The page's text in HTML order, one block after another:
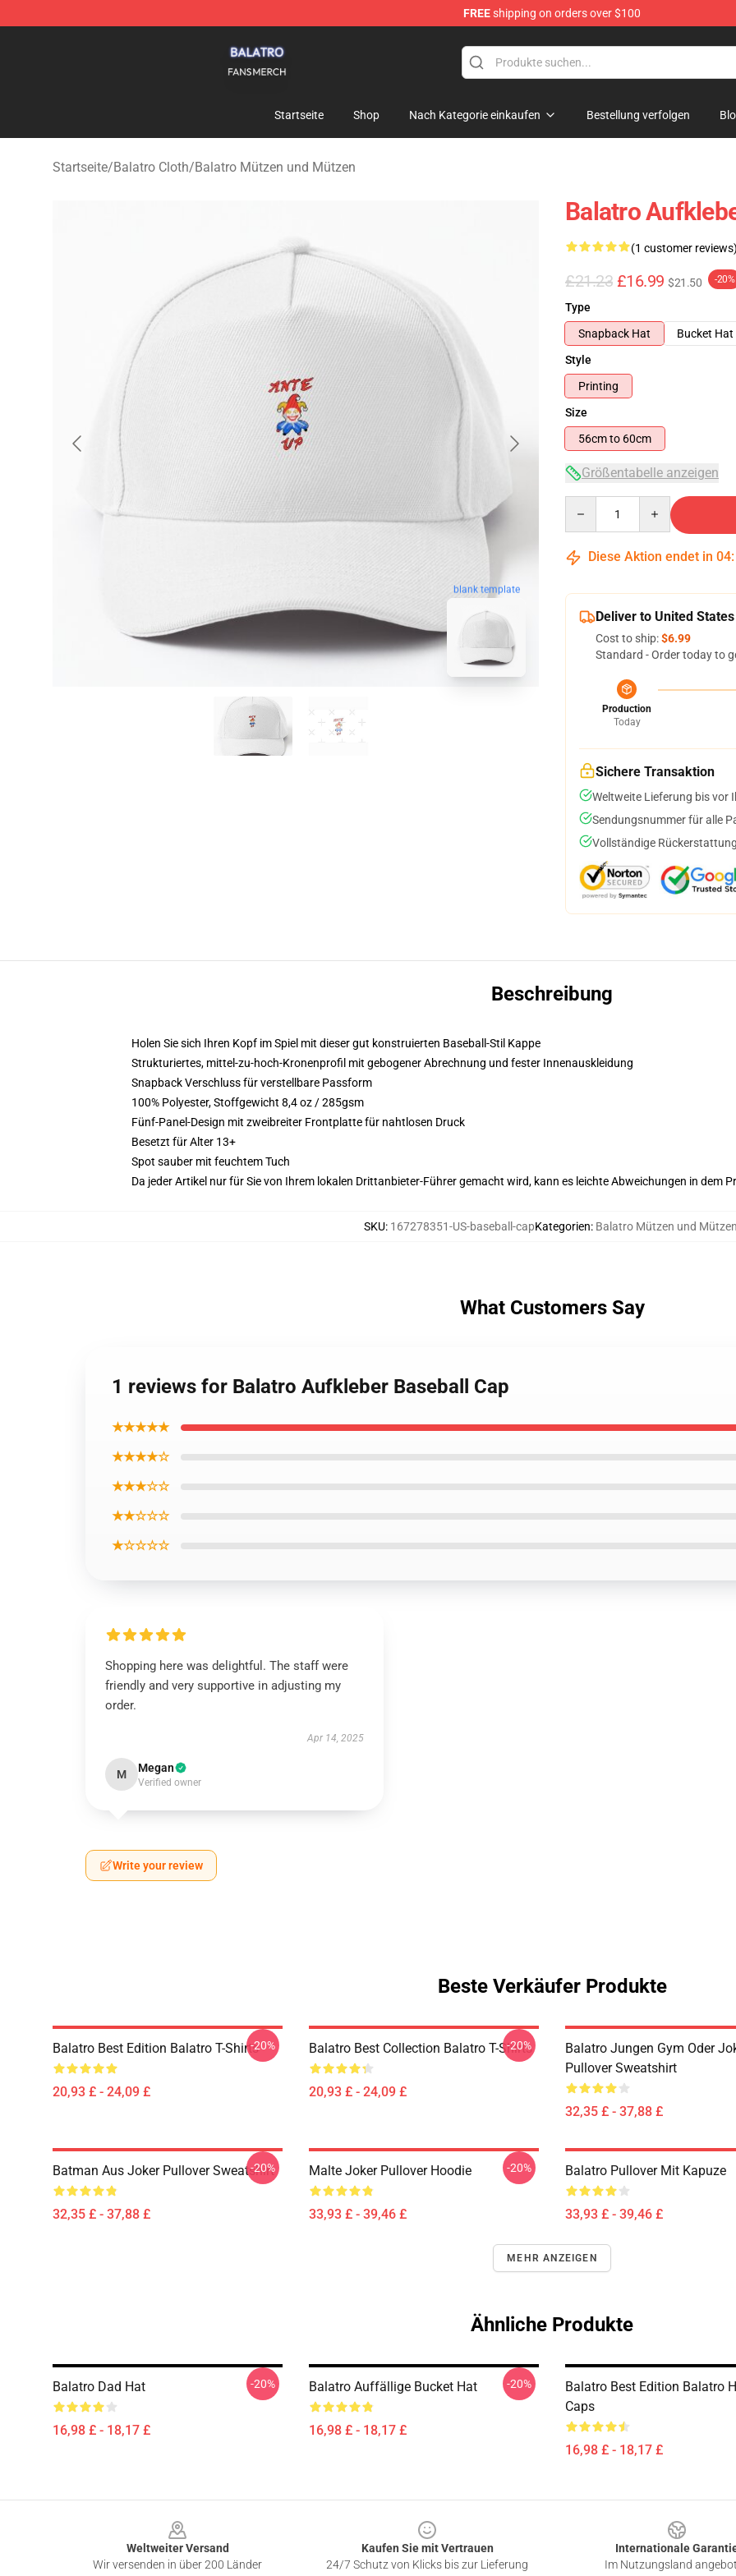
FREEshipping on orders over $100
Startseite Shop Nach Kategorie einkaufen Bestellung verfolgen
Startseite/Balatro Cloth/Balatro Mützen und Mützen
blank template
Balatro
(1 customer reviews)
£21.23 £16.99 $21.50 -20%
Type
Snapback Hat
Bucket Hat
Style
Printing
Size
56cm to 60cm
Größentabelle anzeigen
Diese Aktion endet in 04:
Deliver to United States
Cost to ship:$6.99
Standard - Order today to
Production
Today
Sichere Transaktion
Weltweite Lieferung bis vor
Sendungsnummer für alle
Vollständige
Beschreibung
Holen Sie sich Ihren Kopf im Spiel mit dieser gut konstruierten Baseball-Stil Kappe
Strukturiertes, mittel-zu-hoch-Kronenprofil mit gebogener Abrechnung und fester Innenauskleidung
Snapback Verschluss für verstellbare Passform
100% Polyester, Stoffgewicht 8,4 oz / 285gsm
Fünf-Panel-Design mit zweibreiter Frontplatte für nahtlosen Druck
Besetzt für Alter 13+
Spot sauber mit feuchtem Tuch
Da jeder Artikel nur für Sie von Ihrem lokalen Drittanbieter-Führer gemacht wird, kann es leichte Abweichungen in dem
SKU: 167278351-US-baseball-capKategorien: Balatro Mützen und Mützen
What Customers Say
1 reviews for Balatro Aufkleber Baseball Cap
★★★★★
★★★★☆
★★★☆☆
★★☆☆☆
★☆☆☆☆
Shopping here was delightful. The staff were
friendly and very supportive in adjusting my
order.
Apr 14, 2025
M Megan
Verified owner
Write your review
Beste Verkäufer Produkte
Balatro Best Edition Balatro T-Shirts
20,93 £ - 24,09 £
-20% Balatro Best Collection Balatro T-Shirts
20,93 £ - 24,09 £
-20%
Balatro Jungen Gym Oder
Pullover Sweatshirt
32,35 £ - 37,88 £
Batman Aus Joker Pullover Sweatshirt
32,35 £ - 37,88 £
-20% Malte Joker Pullover Hoodie
33,93 £ - 39,46 £
-20% Balatro Pullover Mit Kapuze
33,93 £ - 39,46 £
MEHR ANZEIGEN
Ähnliche Produkte
Balatro Dad Hat
16,98 £ - 18,17 £
-20% Balatro Auffällige Bucket Hat
16,98 £ - 18,17 £
-20%
Balatro Best Edition Balatro
Caps
16,98 £ - 18,17 £
Weltweiter Versand
Wir versenden in über 200 Länder
Kaufen Sie mit Vertrauen
24/7 Schutz von Klicks bis zur Lieferung
Internationale
Im Nutzungsland